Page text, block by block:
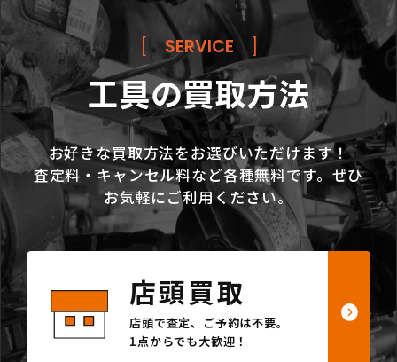
SERVICE
工具の買取方法
お好きな買取方法をお選びいただけます！
査定料・キャンセル料など各種無料です。ぜひ
お気軽にご利用ください。
店頭買取
店頭で査定、ご予約は不要。
1点からでも大歓迎！